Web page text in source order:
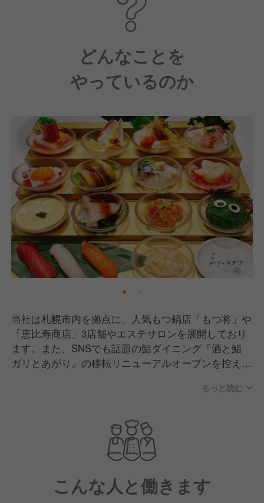
どんなことを
やっているのか
当社は札幌市内を拠点に、人気もつ鍋店「もつ将」や
「恵比寿商店」3店舗やエステサロンを展開しており
ます。また、SNSでも話題の鮨ダイニング『酒と鮨
ガリとあがり』の移転リニューアルオープンを控え、
て応える柔軟性です。「副業するくらいなら自社で稼
いでほしい」という想いから、変形労働制を活用して
高収入を目指すことも、終電に合わせて帰宅すること
も可能。型にはまらない自由な社風が自慢です。
さらに、タイ・ベトナムに続きハンガリーへの出店も
もっと読む
こんな人と働きます